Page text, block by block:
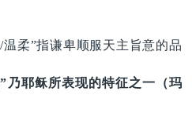
/温柔”指谦卑顺服天主旨意的品
乃耶稣所表现的特征之一（玛